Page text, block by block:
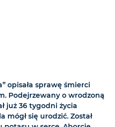
opisała sprawę śmierci
Podejrzewany o wrodzoną
już 36 tygodni życia
mógł się urodzić. Został